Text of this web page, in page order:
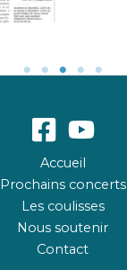
Accueil
Prochains concerts
Les coulisses
Nous soutenir
Contact